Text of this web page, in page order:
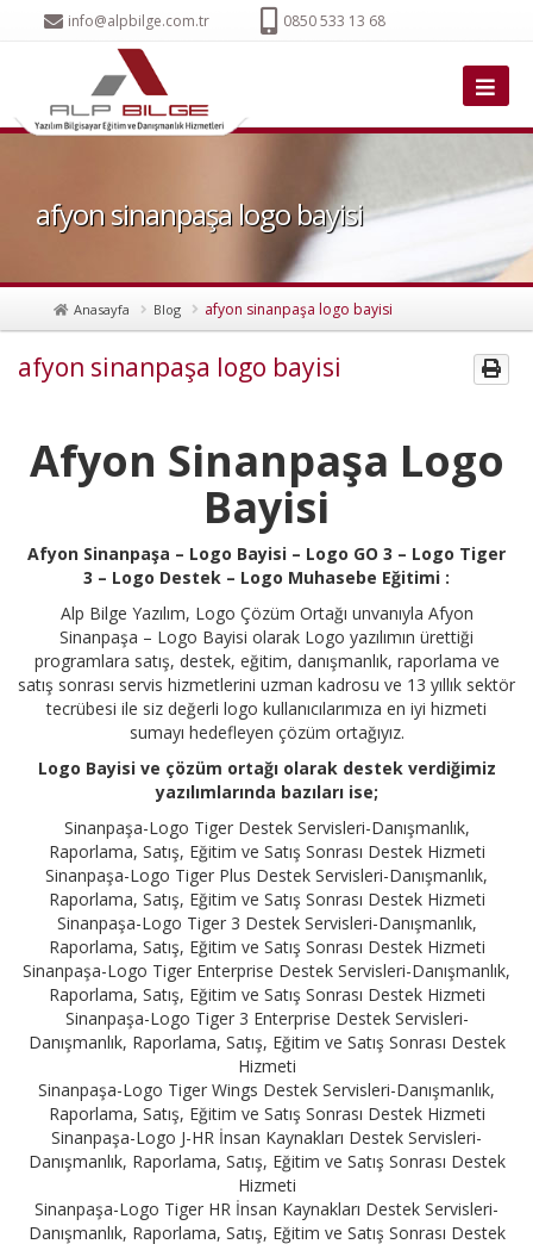
info@alpbilge.com.tr 0850 533 13 68
afyon sinanpaşa logo bayisi
Anasayfa Blog afyon sinanpaşa logo bayisi
afyon sinanpaşa logo bayisi
Afyon Sinanpaşa Logo
Bayisi
Afyon Sinanpaşa – Logo Bayisi – Logo GO 3 – Logo Tiger
3 – Logo Destek – Logo Muhasebe Eğitimi :
Alp Bilge Yazılım, Logo Çözüm Ortağı unvanıyla Afyon
Sinanpaşa – Logo Bayisi olarak Logo yazılımın ürettiği
programlara satış, destek, eğitim, danışmanlık, raporlama ve
satış sonrası servis hizmetlerini uzman kadrosu ve 13 yıllık sektör
tecrübesi ile siz değerli logo kullanıcılarımıza en iyi hizmeti
sumayı hedefleyen çözüm ortağıyız.
Logo Bayisi ve çözüm ortağı olarak destek verdiğimiz
yazılımlarında bazıları ise;
Sinanpaşa-Logo Tiger Destek Servisleri-Danışmanlık,
Raporlama, Satış, Eğitim ve Satış Sonrası Destek Hizmeti
Sinanpaşa-Logo Tiger Plus Destek Servisleri-Danışmanlık,
Raporlama, Satış, Eğitim ve Satış Sonrası Destek Hizmeti
Sinanpaşa-Logo Tiger 3 Destek Servisleri-Danışmanlık,
Raporlama, Satış, Eğitim ve Satış Sonrası Destek Hizmeti
Sinanpaşa-Logo Tiger Enterprise Destek Servisleri-Danışmanlık,
Raporlama, Satış, Eğitim ve Satış Sonrası Destek Hizmeti
Sinanpaşa-Logo Tiger 3 Enterprise Destek Servisleri-
Danışmanlık, Raporlama, Satış, Eğitim ve Satış Sonrası Destek
Hizmeti
Sinanpaşa-Logo Tiger Wings Destek Servisleri-Danışmanlık,
Raporlama, Satış, Eğitim ve Satış Sonrası Destek Hizmeti
Sinanpaşa-Logo J-HR İnsan Kaynakları Destek Servisleri-
Danışmanlık, Raporlama, Satış, Eğitim ve Satış Sonrası Destek
Hizmeti
Sinanpaşa-Logo Tiger HR İnsan Kaynakları Destek Servisleri-
Danışmanlık, Raporlama, Satış, Eğitim ve Satış Sonrası Destek